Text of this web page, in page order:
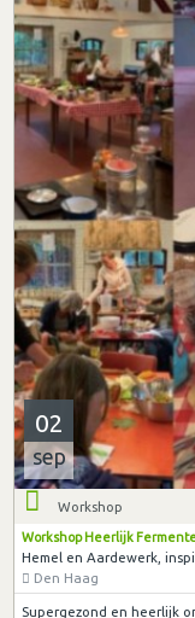
02
sep
Workshop
Workshop Heerlijk
Hemel en Aardewerk,
Den Haag
Supergezond en heerlijk